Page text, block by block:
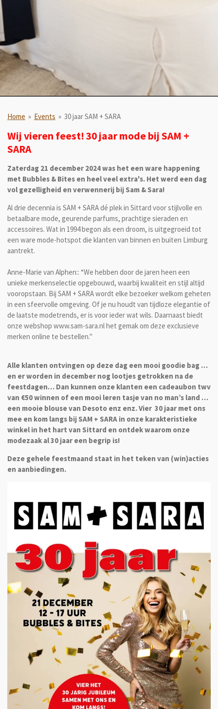
Home » Events » 30 jaar SAM + SARA
Wij vieren feest! 30 jaar mode bij SAM +
SARA
Zaterdag 21 december 2024 was het een ware happening
met Bubbles & Bites en heel veel extra's. Het werd een dag
vol gezelligheid en verwennerij bij Sam & Sara!
Al drie decennia is SAM + SARA dé plek in Sittard voor stijlvolle en
betaalbare mode, geurende parfums, prachtige sieraden en
accessoires. Wat in 1994 begon als een droom, is uitgegroeid tot
een ware mode-hotspot die klanten van binnen en buiten Limburg
aantrekt.
Anne-Marie van Alphen:: “We hebben door de jaren heen een
unieke merkenselectie opgebouwd, waarbij kwaliteit en stijl altijd
vooropstaan. Bij SAM + SARA wordt elke bezoeker welkom geheten
in een sfeervolle omgeving. Of je nu houdt van tijdloze elegantie of
de laatste modetrends, er is voor ieder wat wils. Daarnaast biedt
onze webshop www.sam-sara.nl het gemak om deze exclusieve
merken online te bestellen."
Alle klanten ontvingen op deze dag een mooi goodie bag …
en er worden in december nog lootjes getrokken na de
feestdagen… Dan kunnen onze klanten een cadeaubon twv
van €50 winnen of een mooi leren tasje van no man’s land …
een mooie blouse van Desoto enz enz. Vier 30 jaar met ons
mee en kom langs bij SAM + SARA in onze karakteristieke
winkel in het hart van Sittard en ontdek waarom onze
modezaak al 30 jaar een begrip is!
Deze gehele feestmaand staat in het teken van (win)acties
en aanbiedingen.